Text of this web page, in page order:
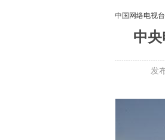
中国网络电视台
中
发